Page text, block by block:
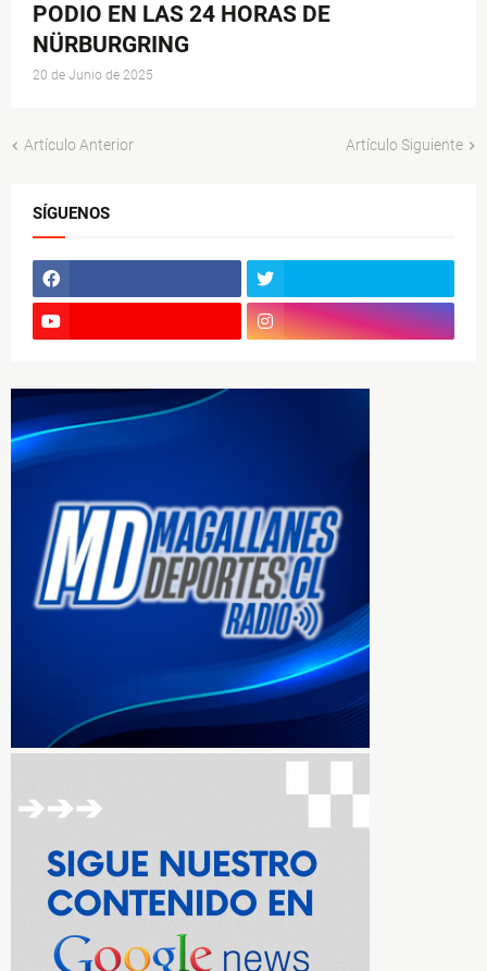
PODIO EN LAS 24 HORAS DE
NÜRBURGRING
20 de Junio de 2025
Artículo Anterior Artículo Siguiente
SÍGUENOS